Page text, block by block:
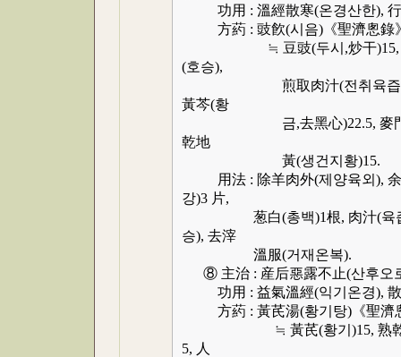
功用 : 溫經散寒(온경산한), 行
方葯 : 豉飮(시음)《聖濟悤錄
≒ 豆豉(두시,炒干)15, 羊肉(
(호승),
煎取肉汁(전취육즙) 500毫
黃芩(황
금,去黑心)22.5, 麥門冬(맥
乾地
黃(생건지황)15.
用法 : 除羊肉外(제양육외), 余
강)3 片,
葱白(총백)1根, 肉汁(육즙
승), 去滓
溫服(거재온복).
⑧ 主治 : 産后惡露不止(산후오
功用 : 益氣溫經(익기온경), 散
方葯 : 黃芪湯(황기탕)《聖濟
≒ 黃芪(황기)15, 熟乾地黃(
5, 人